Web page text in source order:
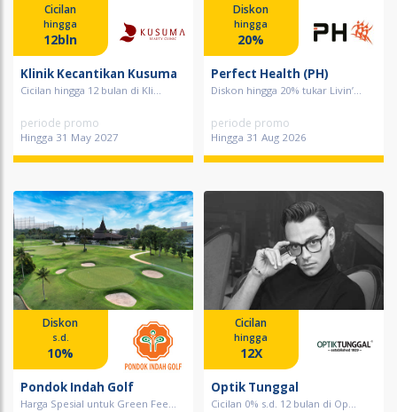
Cicilan
hingga
12bln
Klinik Kecantikan Kusuma
Cicilan hingga 12 bulan di Kli...
periode promo
Hingga 31 May 2027
Diskon
hingga
20%
Perfect Health (PH)
Diskon hingga 20% tukar Livin’...
periode promo
Hingga 31 Aug 2026
Diskon
s.d.
10%
Pondok Indah Golf
Harga Spesial untuk Green Fee...
Cicilan
hingga
12X
Optik Tunggal
Cicilan 0% s.d. 12 bulan di Op...